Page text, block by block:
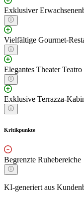
Exklusiver
Vielfältige Gourmet-
Elegantes Theater Teatro
Exklusive Terrazza-
Kritikpunkte
Begrenzte Ruhebereiche
KI-generiert aus